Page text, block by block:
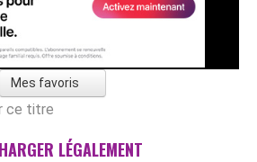
Mes favoris
ce titre
LÉGALEMENT